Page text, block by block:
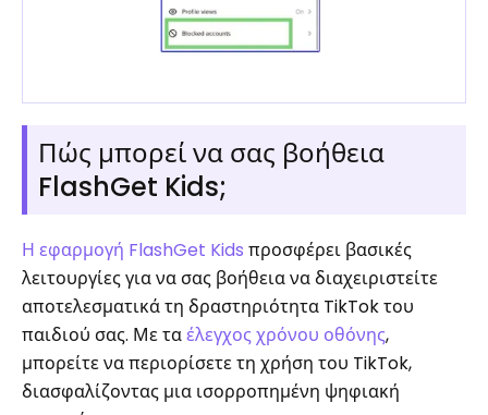
Πώς μπορεί να σας βοήθεια
FlashGet Kids;
Η εφαρμογή FlashGet Kids προσφέρει βασικές
λειτουργίες για να σας βοήθεια να διαχειριστείτε
αποτελεσματικά τη δραστηριότητα TikTok του
παιδιού σας. Με ταέλεγχος χρόνου οθόνης,
μπορείτε να περιορίσετε τη χρήση του TikTok,
διασφαλίζοντας μια ισορροπημένη ψηφιακή